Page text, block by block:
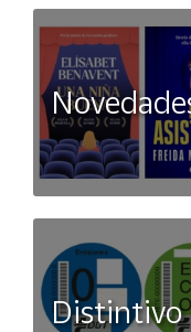
Distintivo